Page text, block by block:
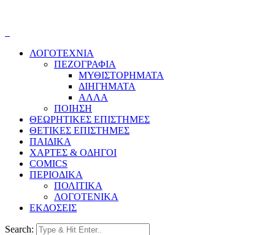
ΛΟΓΟΤΕΧΝΙΑ
ΠΕΖΟΓΡΑΦΙΑ
ΜΥΘΙΣΤΟΡΗΜΑΤΑ
ΔΙΗΓΗΜΑΤΑ
ΑΛΛΑ
ΠΟΙΗΣΗ
ΘΕΩΡΗΤΙΚΕΣ ΕΠΙΣΤΗΜΕΣ
ΘΕΤΙΚΕΣ ΕΠΙΣΤΗΜΕΣ
ΠΑΙΔΙΚΑ
ΧΑΡΤΕΣ & ΟΔΗΓΟΙ
COMICS
ΠΕΡΙΟΔΙΚΑ
ΠΟΛΙΤΙΚΑ
ΛΟΓΟΤΕΝΙΚΑ
ΕΚΔΟΣΕΙΣ
Search: